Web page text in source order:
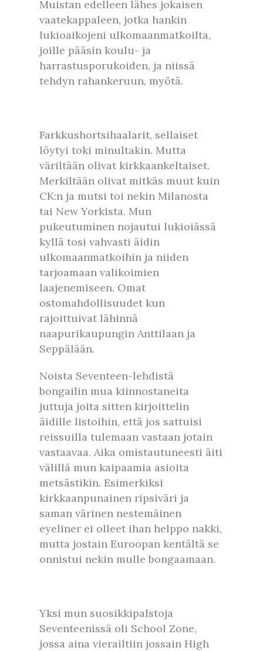
Muistan edelleen lähes jokaisen
vaatekappaleen, jotka hankin
lukioaikojeni ulkomaanmatkoilta,
joille pääsin koulu- ja
harrastusporukoiden, ja niissä
tehdyn rahankeruun, myötä.
Farkkushortsihaalarit, sellaiset
löytyi toki minultakin. Mutta
väriltään olivat kirkkaankeltaiset.
Merkiltään olivat mitkäs muut kuin
CK:n ja mutsi toi nekin Milanosta
tai New Yorkista. Mun
pukeutuminen nojautui lukioiässä
kyllä tosi vahvasti äidin
ulkomaanmatkoihin ja niiden
tarjoamaan valikoimien
laajenemiseen. Omat
ostomahdollisuudet kun
rajoittuivat lähinnä
naapurikaupungin Anttilaan ja
Seppälään.
Noista Seventeen-lehdistä
bongailin mua kiinnostaneita
juttuja joita sitten kirjoittelin
äidille listoihin, että jos sattuisi
reissuilla tulemaan vastaan jotain
vastaavaa. Aika omistautuneesti äiti
välillä mun kaipaamia asioita
metsästikin. Esimerkiksi
kirkkaanpunainen ripsiväri ja
saman värinen nestemäinen
eyeliner ei olleet ihan helppo nakki,
mutta jostain Euroopan kentältä se
onnistui nekin mulle bongaamaan.
Yksi mun suosikkipalstoja
Seventeenissä oli School Zone,
jossa aina vierailtiin jossain High